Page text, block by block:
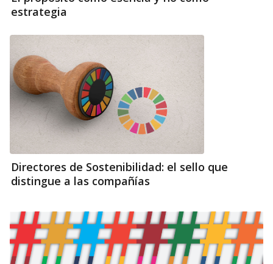
estrategia
Directores de Sostenibilidad: el sello que
distingue a las compañías